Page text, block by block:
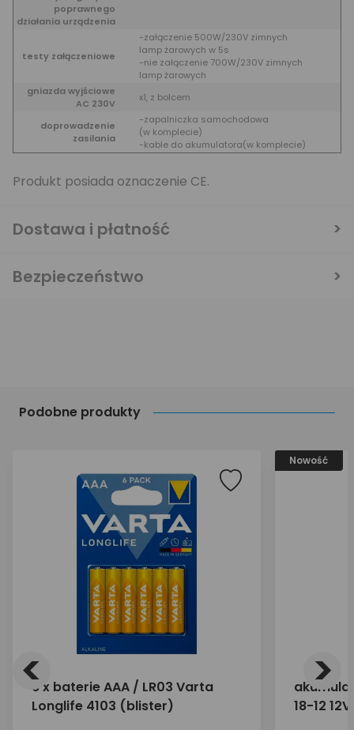
Podobne produkty
6 x baterie AAA / LR03 Varta
Longlife 4103 (blister)
Nowość
18-12
< >
poprawnego
działania urządzenia
testy załączeniowe
-załączenie 500W/230V zimnych
lamp żarowych w 5s
-nie załączenie 700W/230V zimnych
lamp żarowych
gniazda wyjściowe
AC 230V
x1, z bolcem
doprowadzenie
zasilania
-zapalniczka samochodowa
(w komplecie)
-kable do akumulatora(w komplecie)
Produkt posiada oznaczenie CE.
Dostawa i płatność
Bezpieczeństwo